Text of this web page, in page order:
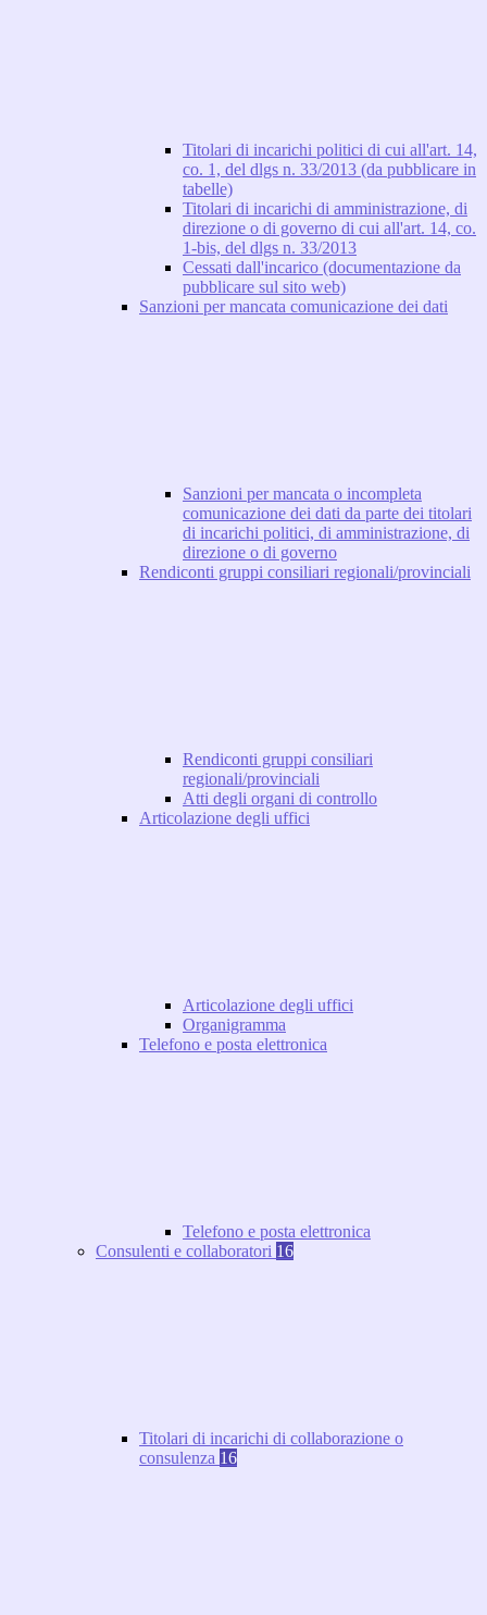
Titolari di incarichi politici di cui all'art. 14,
co. 1, del dlgs n. 33/2013 (da pubblicare in
tabelle)
Titolari di incarichi di amministrazione, di
direzione o di governo di cui all'art. 14, co.
1-bis, del dlgs n. 33/2013
Cessati dall'incarico (documentazione da
pubblicare sul sito web)
Sanzioni per mancata comunicazione dei dati
Sanzioni per mancata o incompleta
comunicazione dei dati da parte dei titolari
di incarichi politici, di amministrazione, di
direzione o di governo
Rendiconti gruppi consiliari regionali/provinciali
Rendiconti gruppi consiliari
regionali/provinciali
Atti degli organi di controllo
Articolazione degli uffici
Articolazione degli uffici
Organigramma
Telefono e posta elettronica
Telefono e posta elettronica
Consulenti e collaboratori 16
Titolari di incarichi di collaborazione o
consulenza 16